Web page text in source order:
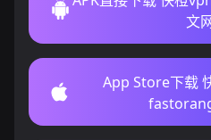
文
App Store下载